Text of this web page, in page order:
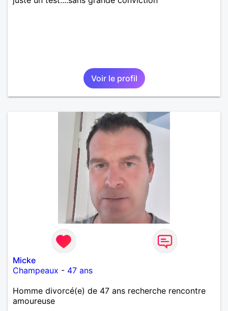
Voir le profil
Micke
Champeaux - 47 ans
Homme divorcé(e) de 47 ans recherche rencontre
amoureuse